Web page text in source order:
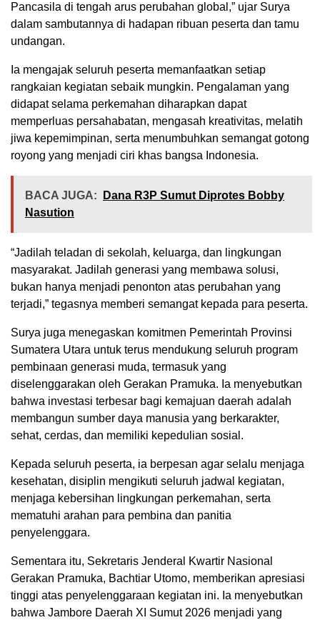
Pancasila di tengah arus perubahan global,” ujar Surya
dalam sambutannya di hadapan ribuan peserta dan tamu
undangan.
Ia mengajak seluruh peserta memanfaatkan setiap
rangkaian kegiatan sebaik mungkin. Pengalaman yang
didapat selama perkemahan diharapkan dapat
memperluas persahabatan, mengasah kreativitas, melatih
jiwa kepemimpinan, serta menumbuhkan semangat gotong
royong yang menjadi ciri khas bangsa Indonesia.
BACA JUGA:
Dana R3P Sumut Diprotes Bobby
Nasution
“Jadilah teladan di sekolah, keluarga, dan lingkungan
masyarakat. Jadilah generasi yang membawa solusi,
bukan hanya menjadi penonton atas perubahan yang
terjadi,” tegasnya memberi semangat kepada para peserta.
Surya juga menegaskan komitmen Pemerintah Provinsi
Sumatera Utara untuk terus mendukung seluruh program
pembinaan generasi muda, termasuk yang
diselenggarakan oleh Gerakan Pramuka. Ia menyebutkan
bahwa investasi terbesar bagi kemajuan daerah adalah
membangun sumber daya manusia yang berkarakter,
sehat, cerdas, dan memiliki kepedulian sosial.
Kepada seluruh peserta, ia berpesan agar selalu menjaga
kesehatan, disiplin mengikuti seluruh jadwal kegiatan,
menjaga kebersihan lingkungan perkemahan, serta
mematuhi arahan para pembina dan panitia
penyelenggara.
Sementara itu, Sekretaris Jenderal Kwartir Nasional
Gerakan Pramuka, Bachtiar Utomo, memberikan apresiasi
tinggi atas penyelenggaraan kegiatan ini. Ia menyebutkan
bahwa Jambore Daerah XI Sumut 2026 menjadi yang